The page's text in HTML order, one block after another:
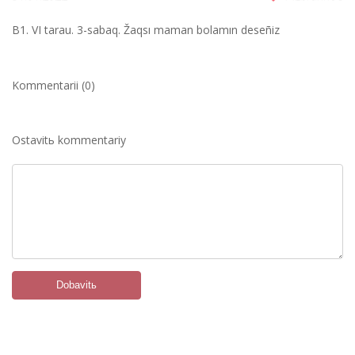
B1. VІ tarau. 3-sabaq. Žaqsı maman bolamın deseñіz
Kommentarii (0)
Ostavitь kommentariy
Dobavitь